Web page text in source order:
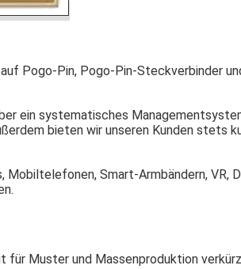
Pogo-Pin, Pogo-Pin-Steckverbinder
ein systematisches
bieten wir unseren Kunden stets
Smart-Armbändern, VR,
Muster und Massenproduktion